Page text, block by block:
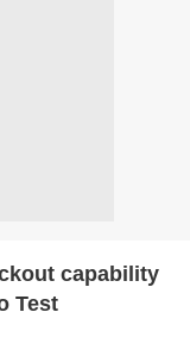
capability
Test